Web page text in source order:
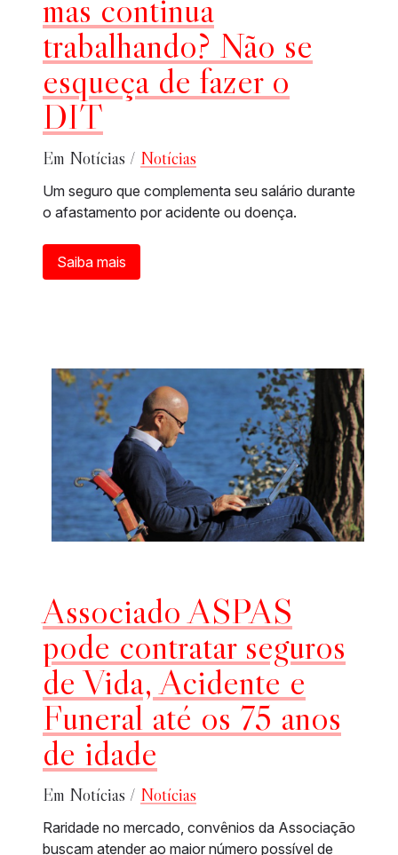
mas continua
trabalhando? Não se
esqueça de fazer o
DIT
Em Notícias / Notícias
Um seguro que complementa seu salário durante
o afastamento por acidente ou doença.
Saiba mais
Associado ASPAS
pode contratar seguros
de Vida, Acidente e
Funeral até os 75 anos
de idade
Em Notícias / Notícias
Raridade no mercado, convênios da Associação
buscam atender ao maior número possível de